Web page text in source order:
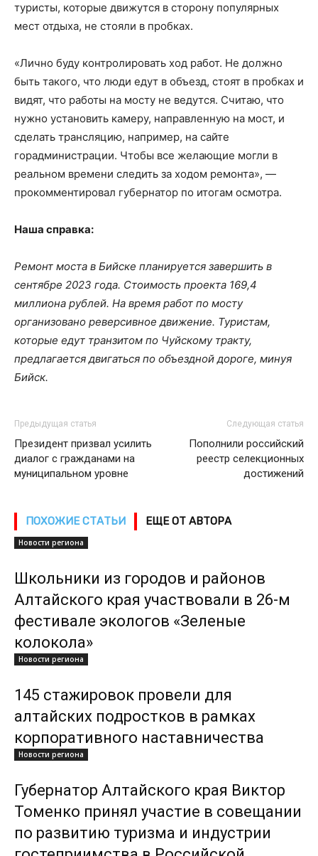
туристы, которые движутся в сторону популярных
мест отдыха, не стояли в пробках.
«Лично буду контролировать ход работ. Не должно
быть такого, что люди едут в объезд, стоят в пробках и
видят, что работы на мосту не ведутся. Считаю, что
нужно установить камеру, направленную на мост, и
сделать трансляцию, например, на сайте
горадминистрации. Чтобы все желающие могли в
реальном времени следить за ходом ремонта», —
прокомментировал губернатор по итогам осмотра.
Наша справка:
Ремонт моста в Бийске планируется завершить в
сентябре 2023 года. Стоимость проекта 169,4
миллиона рублей. На время работ по мосту
организовано реверсивное движение. Туристам,
которые едут транзитом по Чуйскому тракту,
предлагается двигаться по объездной дороге, минуя
Бийск.
Предыдущая статья
Президент призвал усилить
диалог с гражданами на
муниципальном уровне
Следующая статья
Пополнили российский
реестр селекционных
достижений
ПОХОЖИЕ СТАТЬИ ЕЩЕ ОТ АВТОРА
Новости региона
Школьники из городов и районов
Алтайского края участвовали в 26-м
фестивале экологов «Зеленые
колокола»
Новости региона
145 стажировок провели для
алтайских подростков в рамках
корпоративного наставничества
Новости региона
Губернатор Алтайского края Виктор
Томенко принял участие в совещании
по развитию туризма и индустрии